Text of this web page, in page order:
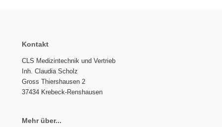
Kontakt
CLS Medizintechnik und Vertrieb
Inh. Claudia Scholz
Gross Thiershausen 2
37434 Krebeck-Renshausen
Mehr über...